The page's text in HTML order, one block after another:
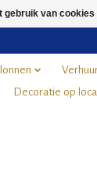
Decoratie op
van